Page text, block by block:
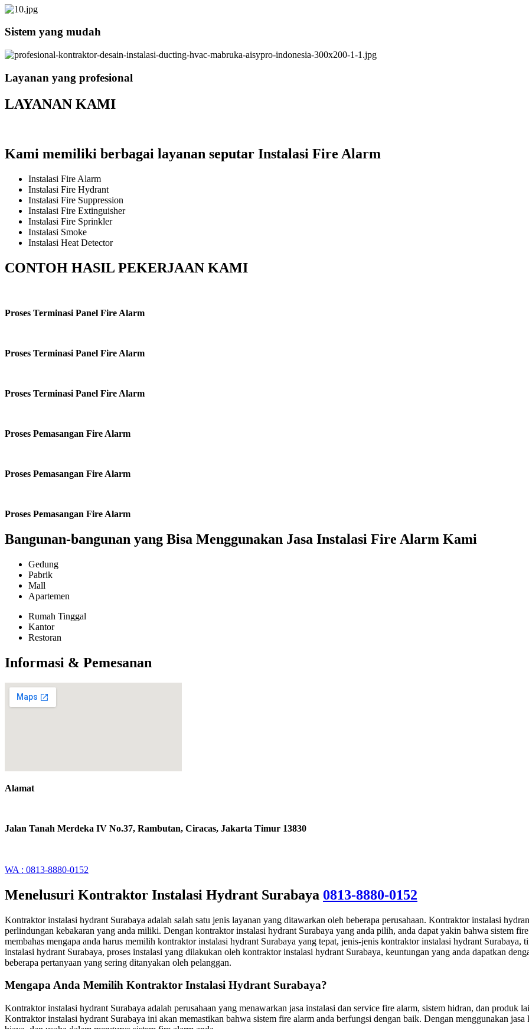
Sistem yang mudah
Layanan yang profesional
LAYANAN KAMI
Kami memiliki berbagai layanan seputar Instalasi Fire Alarm
Instalasi Fire Alarm
Instalasi Fire Hydrant
Instalasi Fire Suppression
Instalasi Fire Extinguisher
Instalasi Fire Sprinkler
Instalasi Smoke
Instalasi Heat Detector
CONTOH HASIL PEKERJAAN KAMI
Proses Terminasi Panel Fire Alarm
Proses Terminasi Panel Fire Alarm
Proses Terminasi Panel Fire Alarm
Proses Pemasangan Fire Alarm
Proses Pemasangan Fire Alarm
Proses Pemasangan Fire Alarm
Bangunan-bangunan yang Bisa Menggunakan Jasa Instalasi Fire Alarm Kami
Gedung
Pabrik
Mall
Apartemen
Rumah Tinggal
Kantor
Restoran
Informasi & Pemesanan
Alamat
Jalan Tanah Merdeka IV No.37, Rambutan, Ciracas, Jakarta Timur 13830
WA : 0813-8880-0152
Menelusuri Kontraktor Instalasi Hydrant Surabaya 0813-8880-0152
Kontraktor instalasi hydrant Surabaya adalah salah satu jenis layanan yang ditawarkan oleh beberapa perusahaan. Kontraktor instalasi
perlindungan kebakaran yang anda miliki. Dengan kontraktor instalasi hydrant Surabaya yang anda pilih, anda dapat yakin bahwa sistem
membahas mengapa anda harus memilih kontraktor instalasi hydrant Surabaya yang tepat, jenis-jenis kontraktor instalasi hydrant
instalasi hydrant Surabaya, proses instalasi yang dilakukan oleh kontraktor instalasi hydrant Surabaya, keuntungan yang anda dapatkan
beberapa pertanyaan yang sering ditanyakan oleh pelanggan.
Mengapa Anda Memilih Kontraktor Instalasi Hydrant Surabaya?
Kontraktor instalasi hydrant Surabaya adalah perusahaan yang menawarkan jasa instalasi dan service fire alarm, sistem hidran, dan produk
Kontraktor instalasi hydrant Surabaya ini akan memastikan bahwa sistem fire alarm anda berfungsi dengan baik. Dengan menggunakan